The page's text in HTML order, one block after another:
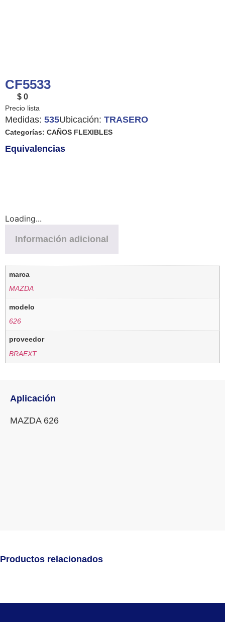
CF5533
$ 0
Medidas: 535Ubicación: TRASERO
Categorías: CAÑOS FLEXIBLES
Equivalencias
Loading...
Información adicional
marca
MAZDA
modelo
626
proveedor
BRAEXT
Aplicación
MAZDA 626
Productos relacionados